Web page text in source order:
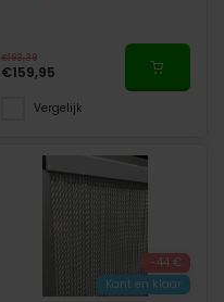
€193,39
€159,95
Vergelijk
-44 €
Kant en klaar